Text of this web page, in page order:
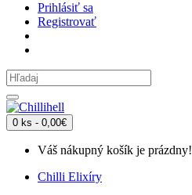
Prihlásiť sa
Registrovať
0 ks - 0,00€
Váš nákupný košík je prázdny!
Chilli Elixíry